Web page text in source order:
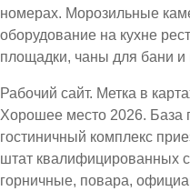
номерах. Морозильные
оборудование на кухне
площадки, чаны для бани и
Рабочий сайт. Метка в
Хорошее место 2026. База
гостиничный комплекс
штат квалифицированных
горничные, повара,